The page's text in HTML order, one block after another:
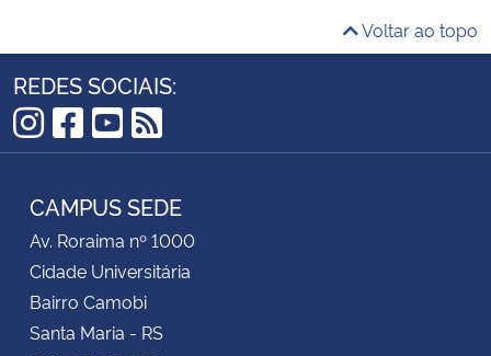
Voltar ao topo
REDES SOCIAIS:
Instagram
Facebook
YouTube
RSS
CAMPUS SEDE
Av. Roraima nº 1000
Cidade Universitária
Bairro Camobi
Santa Maria - RS